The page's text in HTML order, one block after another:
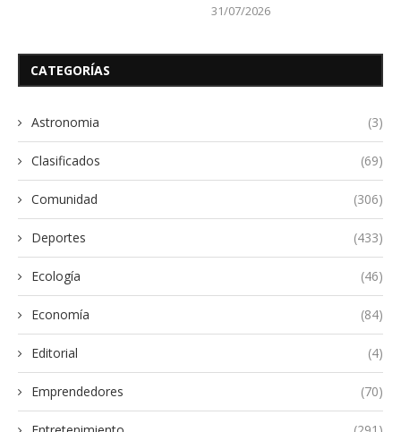
31/07/2026
CATEGORÍAS
Astronomia (3)
Clasificados (69)
Comunidad (306)
Deportes (433)
Ecología (46)
Economía (84)
Editorial (4)
Emprendedores (70)